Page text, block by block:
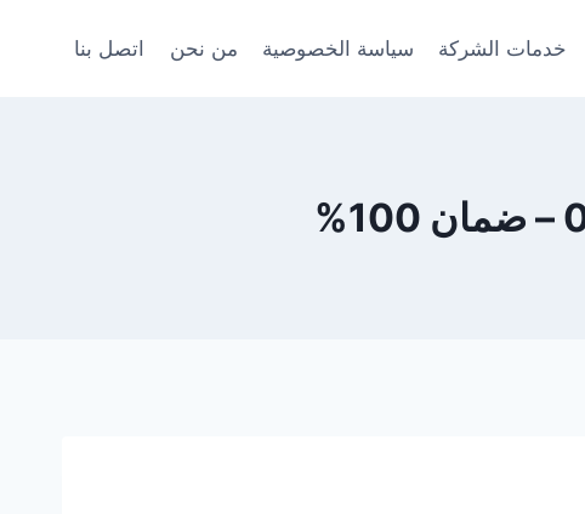
خدمات الشركة سياسة الخصوصية من نحن اتصل بنا